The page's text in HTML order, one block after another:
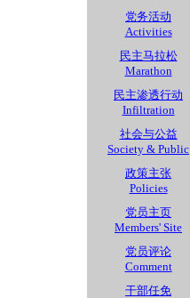
党务活动
Activities
民主马拉松
Marathon
民主渗透行动
Infiltration
社会与公益
Society & Public
政策主张
Policies
党员主页
Members' Site
党员评论
Comment
干部任免